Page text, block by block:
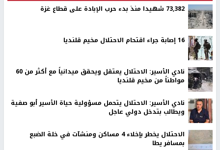
73,382 شهيدا منذ بدء حرب الإبادة على قطاع غزة
16 إصابة جراء اقتحام الاحتلال مخيم قلنديا
نادي الأسير: الاحتلال يعتقل ويحقق ميدانياً مع أكثر من 60
مواطناً من مخيم قلنديا
نادي الأسير: الاحتلال يتحمل مسؤولية حياة الأسير أبو صفية
ويطالب بتدخل دولي عاجل
الاحتلال يخطر بإخلاء 4 مساكن ومنشآت في خلة الضبع
بمسافر يطا